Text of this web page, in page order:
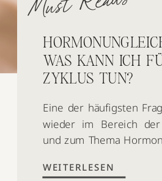
WAS KANN ICH
ZYKLUS TUN?
Eine der häufigsten
wieder im Bereich der
und zum Thema
wenn ich an einem
WEITERLESEN